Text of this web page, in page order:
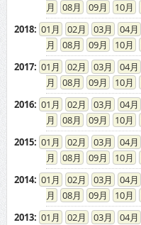
08
09 10
2018: 01 02 03 04
08
09 10
2017: 01 02 03 04
08
09 10
2016: 01 02 03 04
08
09 10
2015: 01 02 03 04
08
09 10
2014: 01 02 03 04
08
09 10
2013: 01 02 03 04